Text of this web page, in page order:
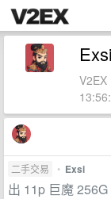
Exsi
二手交易 • Exsi
出 11p 巨魔 256G